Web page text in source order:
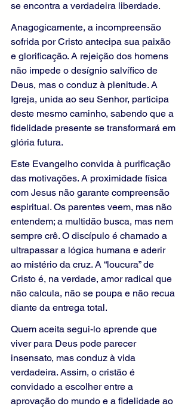
se encontra a verdadeira liberdade.
Anagogicamente, a incompreensão
sofrida por Cristo antecipa sua paixão
e glorificação. A rejeição dos homens
não impede o desígnio salvífico de
Deus, mas o conduz à plenitude. A
Igreja, unida ao seu Senhor, participa
deste mesmo caminho, sabendo que a
fidelidade presente se transformará em
glória futura.
Este Evangelho convida à purificação
das motivações. A proximidade física
com Jesus não garante compreensão
espiritual. Os parentes veem, mas não
entendem; a multidão busca, mas nem
sempre crê. O discípulo é chamado a
ultrapassar a lógica humana e aderir
ao mistério da cruz. A “loucura” de
Cristo é, na verdade, amor radical que
não calcula, não se poupa e não recua
diante da entrega total.
Quem aceita segui-lo aprende que
viver para Deus pode parecer
insensato, mas conduz à vida
verdadeira. Assim, o cristão é
convidado a escolher entre a
aprovação do mundo e a fidelidade ao